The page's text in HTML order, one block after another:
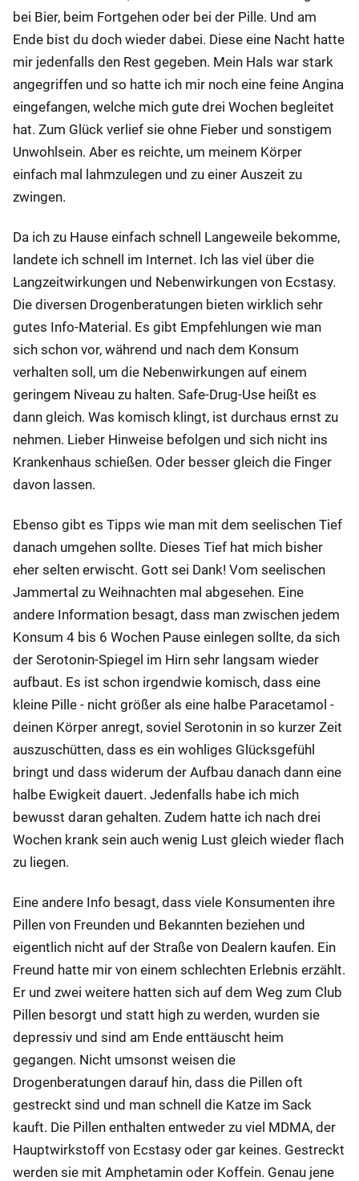
bei Bier, beim Fortgehen oder bei der Pille. Und am
Ende bist du doch wieder dabei. Diese eine Nacht hatte
mir jedenfalls den Rest gegeben. Mein Hals war stark
angegriffen und so hatte ich mir noch eine feine Angina
eingefangen, welche mich gute drei Wochen begleitet
hat. Zum Glück verlief sie ohne Fieber und sonstigem
Unwohlsein. Aber es reichte, um meinem Körper
einfach mal lahmzulegen und zu einer Auszeit zu
zwingen.
Da ich zu Hause einfach schnell Langeweile bekomme,
landete ich schnell im Internet. Ich las viel über die
Langzeitwirkungen und Nebenwirkungen von Ecstasy.
Die diversen Drogenberatungen bieten wirklich sehr
gutes Info-Material. Es gibt Empfehlungen wie man
sich schon vor, während und nach dem Konsum
verhalten soll, um die Nebenwirkungen auf einem
geringem Niveau zu halten. Safe-Drug-Use heißt es
dann gleich. Was komisch klingt, ist durchaus ernst zu
nehmen. Lieber Hinweise befolgen und sich nicht ins
Krankenhaus schießen. Oder besser gleich die Finger
davon lassen.
Ebenso gibt es Tipps wie man mit dem seelischen Tief
danach umgehen sollte. Dieses Tief hat mich bisher
eher selten erwischt. Gott sei Dank! Vom seelischen
Jammertal zu Weihnachten mal abgesehen. Eine
andere Information besagt, dass man zwischen jedem
Konsum 4 bis 6 Wochen Pause einlegen sollte, da sich
der Serotonin-Spiegel im Hirn sehr langsam wieder
aufbaut. Es ist schon irgendwie komisch, dass eine
kleine Pille - nicht größer als eine halbe Paracetamol -
deinen Körper anregt, soviel Serotonin in so kurzer Zeit
auszuschütten, dass es ein wohliges Glücksgefühl
bringt und dass widerum der Aufbau danach dann eine
halbe Ewigkeit dauert. Jedenfalls habe ich mich
bewusst daran gehalten. Zudem hatte ich nach drei
Wochen krank sein auch wenig Lust gleich wieder flach
zu liegen.
Eine andere Info besagt, dass viele Konsumenten ihre
Pillen von Freunden und Bekannten beziehen und
eigentlich nicht auf der Straße von Dealern kaufen. Ein
Freund hatte mir von einem schlechten Erlebnis erzählt.
Er und zwei weitere hatten sich auf dem Weg zum Club
Pillen besorgt und statt high zu werden, wurden sie
depressiv und sind am Ende enttäuscht heim
gegangen. Nicht umsonst weisen die
Drogenberatungen darauf hin, dass die Pillen oft
gestreckt sind und man schnell die Katze im Sack
kauft. Die Pillen enthalten entweder zu viel MDMA, der
Hauptwirkstoff von Ecstasy oder gar keines. Gestreckt
werden sie mit Amphetamin oder Koffein. Genau jene